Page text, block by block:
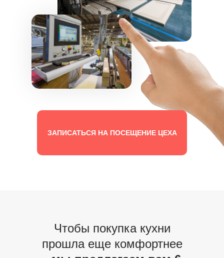
ЗАПИСАТЬСЯ НА ПОСЕЩЕНИЕ ЦЕХА
Чтобы покупка кухни
прошла еще комфортнее